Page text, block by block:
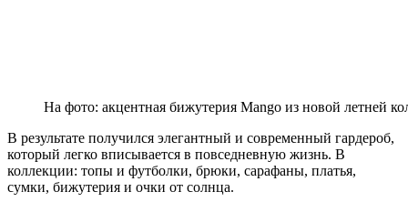
На фото: акцентная бижутерия Mango из новой летней
В результате получился элегантный и современный гардероб,
который легко вписывается в повседневную жизнь. В
коллекции: топы и футболки, брюки, сарафаны, платья,
сумки, бижутерия и очки от солнца.